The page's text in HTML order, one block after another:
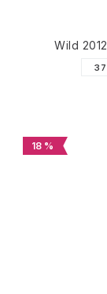
Wild
37
18 %